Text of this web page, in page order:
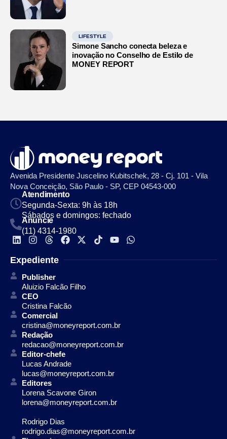
LIFESTYLE
Simone Sancho conecta beleza e
inovação no Conselho de Estilo de
MONEY REPORT
Avenida Presidente Juscelino Kubitschek, 28 - Cj. 101 - Vila
Nova Conceição, São Paulo - SP, CEP 04543-000
Atendimento
Segunda-Sexta: 9h às 18h
Sábados e domingos: fechado
Anuncie
(11) 4314-1980
Expediente
Publisher
Aluizio Falcão Filho
CEO
Cristina Falcão
Comercial
cristina@moneyreport.com.br
Redação
redacao@moneyreport.com.br
Editor-chefe
Lucas Andrade
lucas@moneyreport.com.br
Editores
Lorena Scavone Giron
lorena@moneyreport.com.br
Rodrigo Dias
rodrigo.dias@moneyreport.com.br